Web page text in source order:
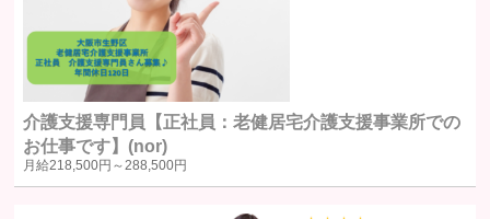
国の機関若しくは地方公共団体またはその委託を受けた者が法令の
定める事務を遂行することに対して協力する必要がある場合で、ユ
ーザー本人の同意を得ることによりその事務の遂行に支障を及ぼす
おそれがある場合
裁判所、検察庁、警察またはこれらに準じた権限を有する機関か
ら、個人情報についての開示を求められた場合
ユーザー本人から明示的に第三者への開示または提供を求められた
介護支援専門員【正社員：老健居宅介護支援事業所での
お仕事です】(nor)
月給218,500円～288,500円